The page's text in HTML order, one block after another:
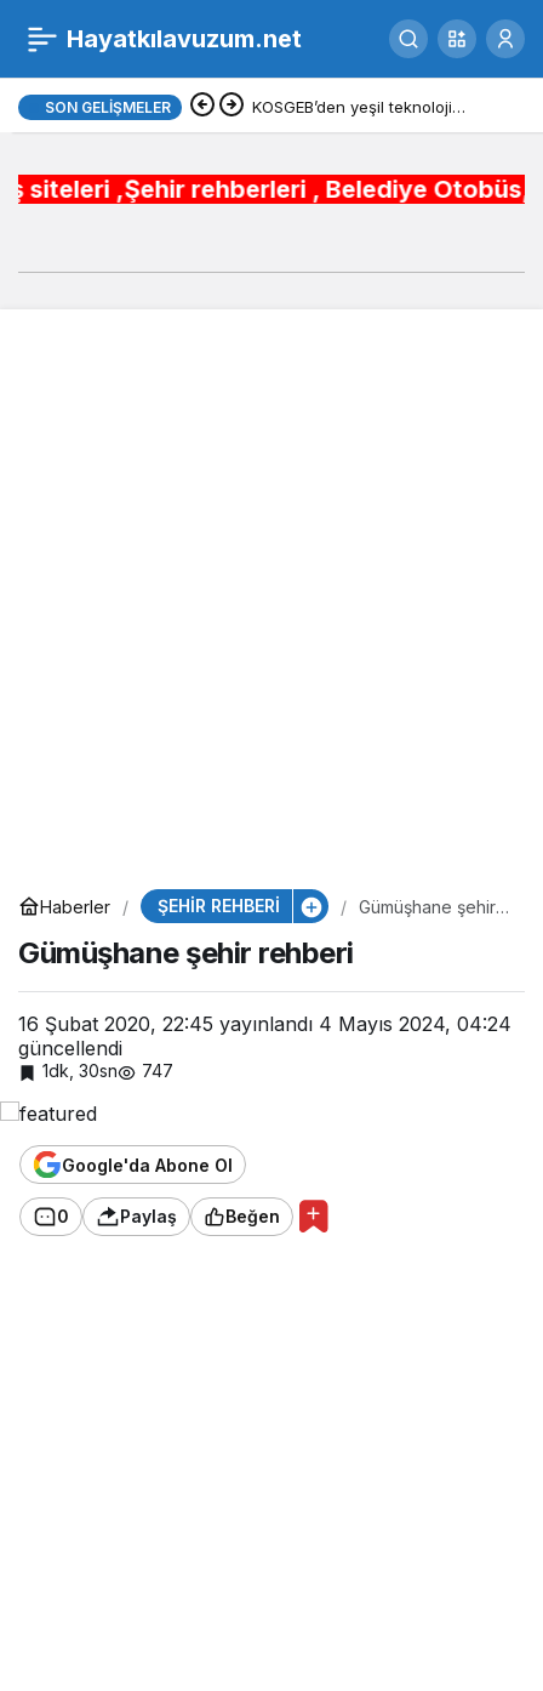
Hayatkılavuzum.net
SON GELIŞMELER KOSGEB’den yeşil teknoloji
kadar destek
,Şehir rehberleri , Belediye
Haberler ŞEHİR REHBERİ
Gümüşhane şehir
Gümüşhane şehir rehberi
16 Şubat 2020, 22:45 yayınlandı 4 Mayıs 2024, 04:24
güncellendi
1dk, 30sn 747
Google'da Abone Ol
0 Paylaş Beğen
Gümüşhane şehir
rehberi
0